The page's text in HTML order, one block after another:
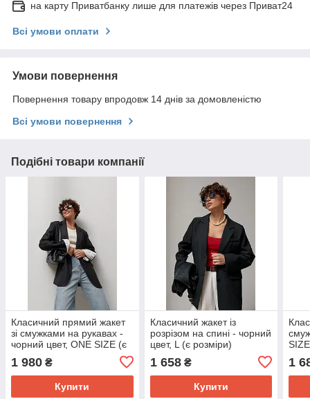
на карту Приватбанку лише для платежів через Приват24
Всі умови оплати
Умови повернення
Повернення товару впродовж 14 днів за домовленістю
Всі умови повернення
Подібні товари компанії
Класичний прямий жакет
зі смужками на рукавах -
чорний цвет, ONE SIZE (є
1 980 ₴
Купити
Класичний жакет із
розрізом на спині - чорний
цвет, L (є розміри)
1 658₴
Купити
1